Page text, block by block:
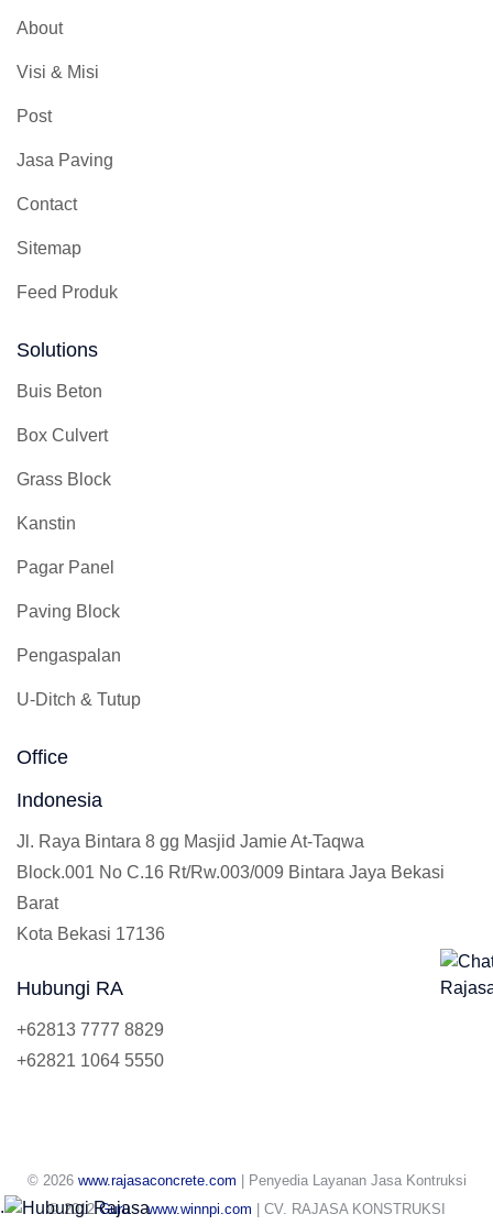
About
Visi & Misi
Post
Jasa Paving
Contact
Sitemap
Feed Produk
Solutions
Buis Beton
Box Culvert
Grass Block
Kanstin
Pagar Panel
Paving Block
Pengaspalan
U-Ditch & Tutup
Office
Indonesia
Jl. Raya Bintara 8 gg Masjid Jamie At-Taqwa
Block.001 No C.16 Rt/Rw.003/009 Bintara Jaya Bekasi
Barat
Kota Bekasi 17136
Hubungi RA
+62813 7777 8829
+62821 1064 5550
© 2026 www.rajasaconcrete.com | Penyedia Layanan Jasa Kontruksi
© 2012Guru- www.winnpi.com | CV. RAJASA KONSTRUKSI
.